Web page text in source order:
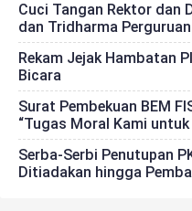
Cuci Tangan Rektor dan
dan Tridharma
Rekam Jejak Hambatan
Bicara
Surat Pembekuan BEM
“Tugas Moral Kami
Serba-Serbi Penutupan
Ditiadakan hingga